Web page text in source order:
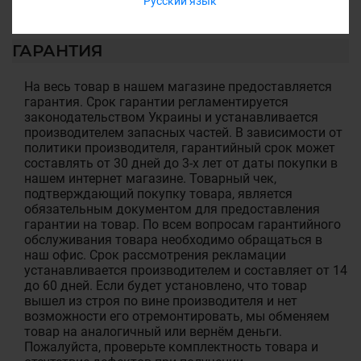
ГАРАНТИЯ
На весь товар в нашем магазине предоставляется
гарантия. Срок гарантии регламентируется
законодательством Украины и устанавливается
производителем запасных частей. В зависимости от
политики производителя, гарантийный срок может
составлять от 30 дней до 3-х лет от даты покупки в
нашем интернет магазине. Товарный чек,
подтверждающий покупку товара, является
обязательным документом для предоставления
гарантии на товар. По всем вопросам гарантийного
обслуживания товара необходимо обращаться в
наш офис. Срок рассмотрения рекламации
устанавливается производителем и составляет от 14
до 60 дней. Если будет установлено, что товар
вышел из строя по вине производителя и нет
возможности его отремонтировать, мы обменяем
товар на аналогичный или вернём деньги.
Пожалуйста, проверьте комплектность товара и